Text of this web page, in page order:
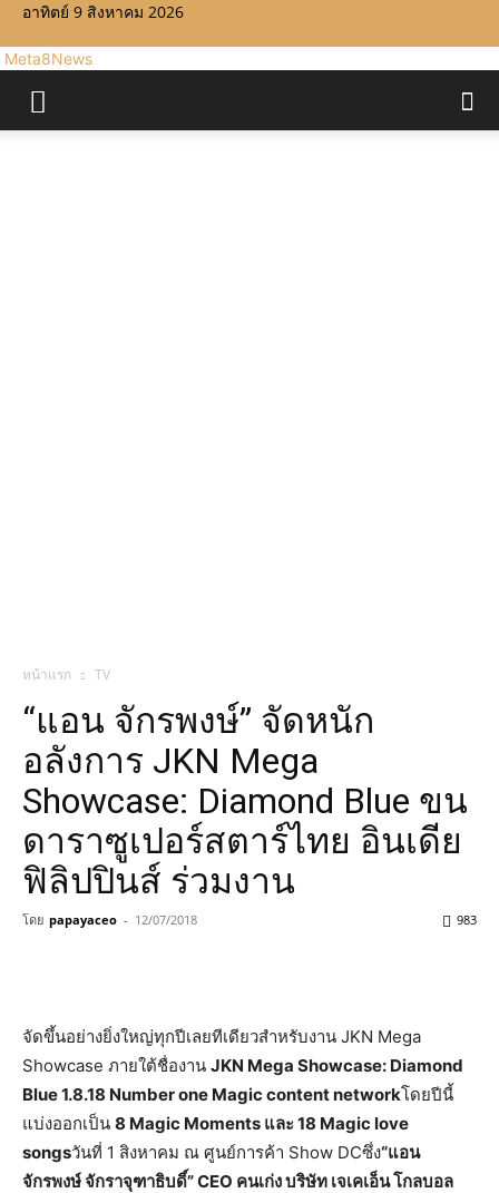
อาทิตย์ 9 สิงหาคม 2026
Meta8News
หน้าแรก TV
“แอน จักรพงษ์” จัดหนัก
อลังการ JKN Mega
Showcase: Diamond Blue ขน
ดาราซูเปอร์สตาร์ไทย อินเดีย
ฟิลิปปินส์ ร่วมงาน
โดย papayaceo - 12/07/2018 983
จัดขึ้นอย่างยิ่งใหญ่ทุกปีเลยทีเดียวสำหรับงาน JKN Mega
Showcase ภายใต้ชื่องาน JKN Mega Showcase: Diamond
Blue1.8.18 Number one Magic content networkโดยปีนี้
แบ่งออกเป็น 8 Magic Moments และ 18 Magic love
songsวันที่ 1 สิงหาคม ณ ศูนย์การค้า Show DCซึ่ง“แอน
จักรพงษ์ จักราจุฑาธิบดิ์”CEO คนเก่ง บริษัท เจเคเอ็น โกลบอล